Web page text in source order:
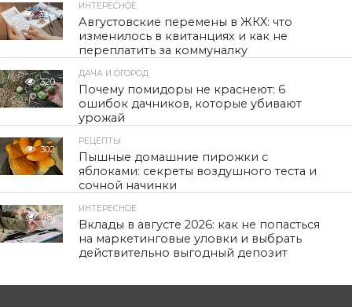
324
ИНТЕРЕСНОЕ
Августовские перемены в ЖКХ: что
изменилось в квитанциях и как не
переплатить за коммуналку
320
ДАЧА И ОГОРОД
Почему помидоры не краснеют: 6
ошибок дачников, которые убивают
урожай
302
РЕЦЕПТЫ
Пышные домашние пирожки с
яблоками: секреты воздушного теста и
сочной начинки
481
ИНТЕРЕСНОЕ
Вклады в августе 2026: как не попасться
на маркетинговые уловки и выбрать
действительно выгодный депозит